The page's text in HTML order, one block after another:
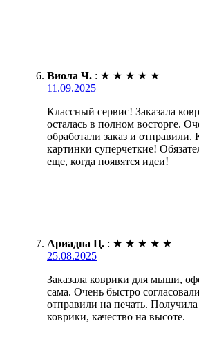
Виола Ч. : ★ ★ ★ ★ ★
11.09.2025
Классный сервис! Заказала
осталась в полном восторге.
обработали заказ и отправили.
картинки суперчеткие!
еще, когда появятся идеи!
Ариадна Ц. : ★ ★ ★ ★ ★
25.08.2025
Заказала коврики для мыши,
сама. Очень быстро
отправили на печать.
коврики, качество на высоте.